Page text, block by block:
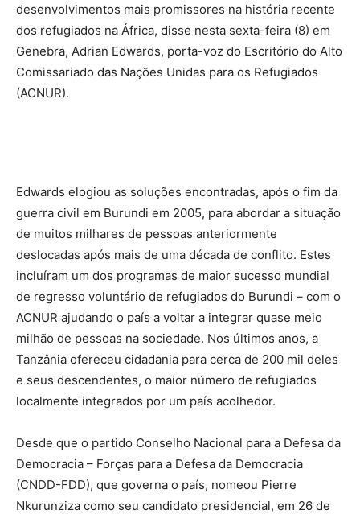
desenvolvimentos mais promissores na história recente
dos refugiados na África, disse nesta sexta-feira (8) em
Genebra, Adrian Edwards, porta-voz do Escritório do Alto
Comissariado das Nações Unidas para os Refugiados
(ACNUR).
Edwards elogiou as soluções encontradas, após o fim da
guerra civil em Burundi em 2005, para abordar a situação
de muitos milhares de pessoas anteriormente
deslocadas após mais de uma década de conflito. Estes
incluíram um dos programas de maior sucesso mundial
de regresso voluntário de refugiados do Burundi – com o
ACNUR ajudando o país a voltar a integrar quase meio
milhão de pessoas na sociedade. Nos últimos anos, a
Tanzânia ofereceu cidadania para cerca de 200 mil deles
e seus descendentes, o maior número de refugiados
localmente integrados por um país acolhedor.
Desde que o partido Conselho Nacional para a Defesa da
Democracia – Forças para a Defesa da Democracia
(CNDD-FDD), que governa o país, nomeou Pierre
Nkurunziza como seu candidato presidencial, em 26 de